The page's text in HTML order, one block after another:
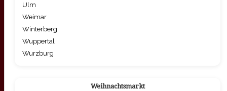
Ulm
Weimar
Winterberg
Wuppertal
Wurzburg
Weihnachtsmarkt